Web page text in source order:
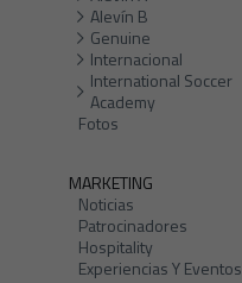
Alevín B
Genuine
Internacional
International Soccer
Academy
Fotos
MARKETING
Noticias
Patrocinadores
Hospitality
Experiencias Y Eventos